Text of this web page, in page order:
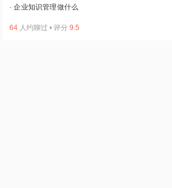
· 企业知识管理做什么
64 人约聊过 • 评分 9.5